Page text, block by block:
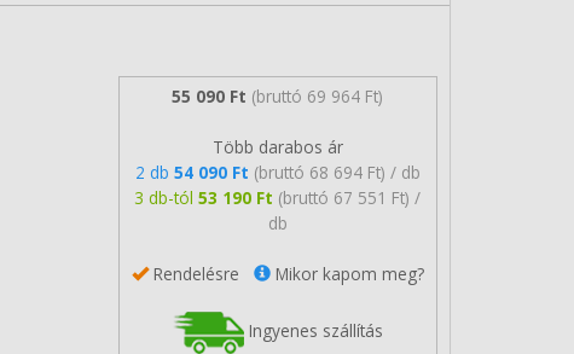
55 090 Ft (bruttó 69 964 Ft)
Több darabos ár
2 db 54 090 Ft (bruttó 68 694 Ft) / db
3 db-tól53 190 Ft (bruttó 67 551 Ft) /
db
Rendelésre Mikor kapom meg?
Ingyenes szállítás